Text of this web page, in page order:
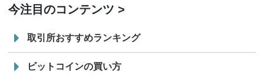
今注目のコンテンツ
取引所おすすめランキング
ビットコインの買い方